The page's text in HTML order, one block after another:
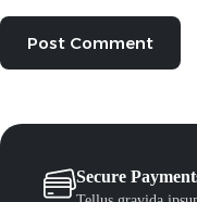
Post Comment
Secure